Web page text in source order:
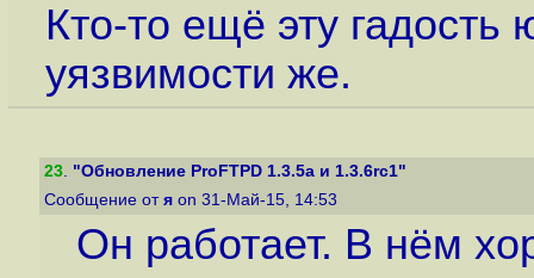
Кто-то ещё эту гадость
уязвимости же.
23. "Обновление ProFTPD 1.3.5a и 1.3.6rc1"
Сообщение от я on 31-Май-15, 14:53
Он работает. В нём